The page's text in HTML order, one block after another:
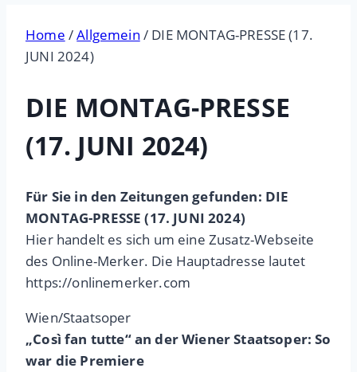
Home /Allgemein / DIE MONTAG-PRESSE (17.
JUNI 2024)
DIE MONTAG-PRESSE
(17. JUNI 2024)
Für Sie in den Zeitungen gefunden: DIE
MONTAG-PRESSE (17. JUNI 2024)
Hier handelt es sich um eine Zusatz-Webseite
des Online-Merker. Die Hauptadresse lautet
https://onlinemerker.com
Wien/Staatsoper
„Così fan tutte“ an der Wiener Staatsoper: So
war die Premiere